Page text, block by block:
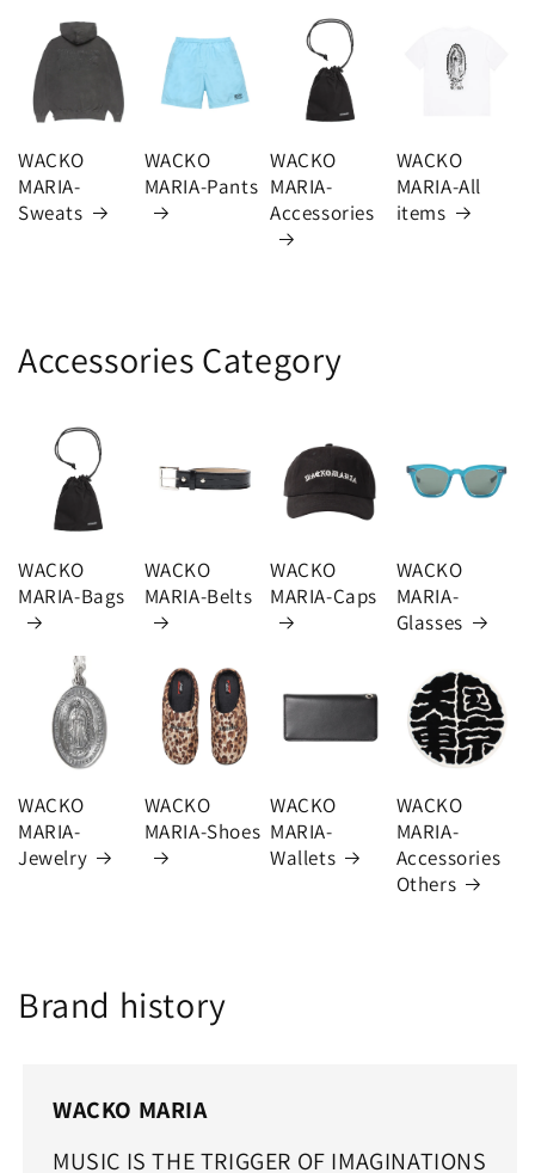
WACKO
MARIA-
Sweats
WACKO
MARIA-Pants
WACKO
MARIA-
Accessories
WACKO
MARIA-All
items
Accessories Category
WACKO
MARIA-Bags
WACKO
MARIA-Belts
WACKO
MARIA-Caps
WACKO
MARIA-
Glasses
WACKO
MARIA-
Jewelry
WACKO
MARIA-Shoes
WACKO
MARIA-
Wallets
WACKO
MARIA-
Accessories
Others
Brand history
WACKO MARIA
MUSIC IS THE TRIGGER OF IMAGINATIONS